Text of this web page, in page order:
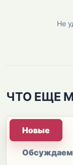
Не
ЧТО ЕЩЕ
Новые